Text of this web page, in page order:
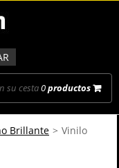
su cesta0productos
Brillante > Vinilo